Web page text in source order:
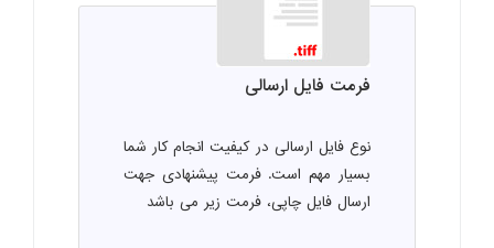
فرمت فایل ارسالی
نوع فایل ارسالی در کیفیت انجام کار شما
بسیار مهم است. فرمت پیشنهادی جهت
ارسال فایل چاپی، فرمت زیر می باشد